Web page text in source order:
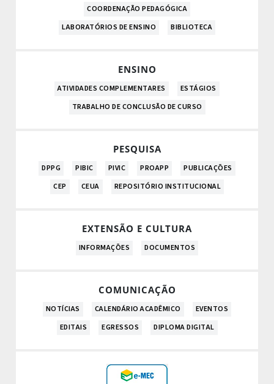
COORDENAÇÃO PEDAGÓGICA
LABORATÓRIOS DE ENSINO
BIBLIOTECA
ENSINO
ATIVIDADES COMPLEMENTARES
ESTÁGIOS
TRABALHO DE CONCLUSÃO DE CURSO
PESQUISA
DPPG PIBIC PIVIC PROAPP
PUBLICAÇÕES
CEP
CEUA REPOSITÓRIO INSTITUCIONAL
EXTENSÃO E CULTURA
INFORMAÇÕES DOCUMENTOS
COMUNICAÇÃO
NOTÍCIAS CALENDÁRIO ACADÊMICO
EVENTOS
EDITAIS
EGRESSOS DIPLOMA DIGITAL